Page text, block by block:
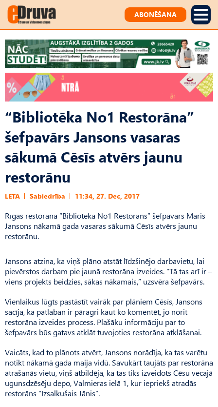
ABONĒŠANA
“Bibliotēka No1 Restorāna”
šefpavārs Jansons vasaras
sākumā Cēsīs atvērs jaunu
restorānu
LETA Sabiedrība 11:34, 27. Dec, 2017
Rīgas restorāna “Bibliotēka No1 Restorāns” šefpavārs Māris
Jansons nākamā gada vasaras sākumā Cēsīs atvērs jaunu
restorānu.
Jansons atzina, ka viņš plāno atstāt līdzšinējo darbavietu, lai
pievērstos darbam pie jaunā restorāna izveides. “Tā tas arī ir –
viens projekts beidzies, sākas nākamais,” uzsvēra šefpavārs.
Vienlaikus lūgts pastāstīt vairāk par plāniem Cēsīs, Jansons
sacīja, ka patlaban ir pāragri kaut ko komentēt, jo norit
restorāna izveides process. Plašāku informāciju par to
šefpavārs būs gatavs atklāt tuvojoties restorāna atklāšanai.
Vaicāts, kad to plānots atvērt, Jansons norādīja, ka tas varētu
notikt nākamā gada maija vidū. Savukārt taujāts par restorāna
atrašanās vietu, viņš atbildēja, ka tas tiks izveidots Cēsu vecajā
ugunsdzēsēju depo, Valmieras ielā 1, kur iepriekš atradās
restorāns “Izsalkušais Jānis”.